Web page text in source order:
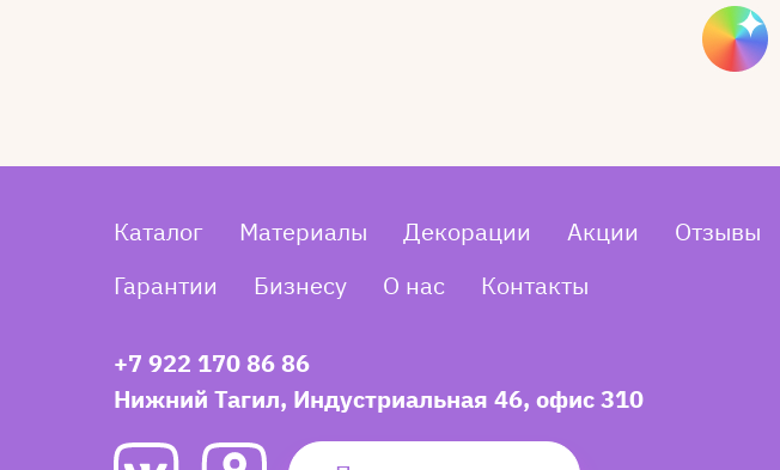
Каталог Материалы Декорации Акции Отзывы
Гарантии
Бизнесу О нас Контакты
+7 922 170 86 86
Нижний Тагил, Индустриальная 46, офис 310